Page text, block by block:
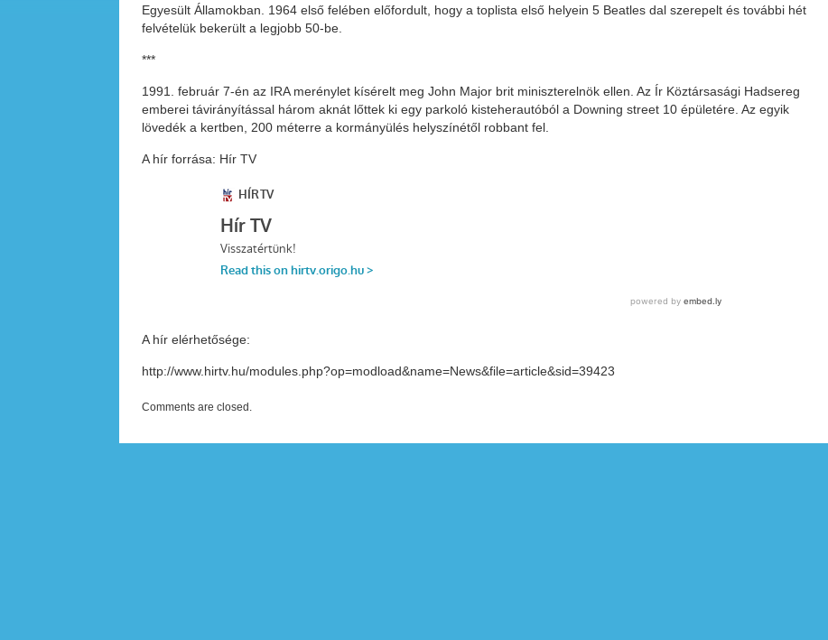
Egyesült Államokban. 1964 első felében előfordult, hogy a toplista első helyein 5 Beatles dal szerepelt és további hét
felvételük bekerült a legjobb 50-be.
***
1991. február 7-én az IRA merénylet kísérelt meg John Major brit miniszterelnök ellen. Az Ír Köztársasági Hadsereg
emberei távirányítással három aknát lőttek ki egy parkoló kisteherautóból a Downing street 10 épületére. Az egyik
lövedék a kertben, 200 méterre a kormányülés helyszínétől robbant fel.
A hír forrása: Hír TV
A hír elérhetősége:
http://www.hirtv.hu/modules.php?op=modload&name=News&file=article&sid=39423
Comments are closed.